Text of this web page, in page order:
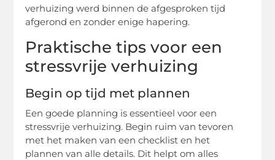
verhuizing werd binnen de afgesproken tijd
afgerond en zonder enige hapering.
Praktische tips voor een
stressvrije verhuizing
Begin op tijd met plannen
Een goede planning is essentieel voor een
stressvrije verhuizing. Begin ruim van tevoren
met het maken van een checklist en het
plannen van alle details. Dit helpt om alles